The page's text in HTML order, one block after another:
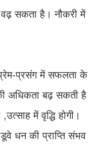
सकता है। नौकरी में
प्रसंग में सफलता के
अधिकता बढ़ सकती है
में वृद्धि होगी।
धन की प्राप्ति संभव